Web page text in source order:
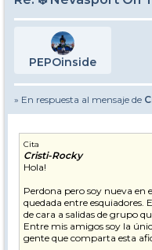
PEPOinside
» En respuesta al mensaje de
Cita
Cristi-Rocky
Hola!
Perdona pero soy nueva en
quedada entre esquiadores.
de cara a salidas de grupo
Entre mis amigos soy la
gente que comparta esta